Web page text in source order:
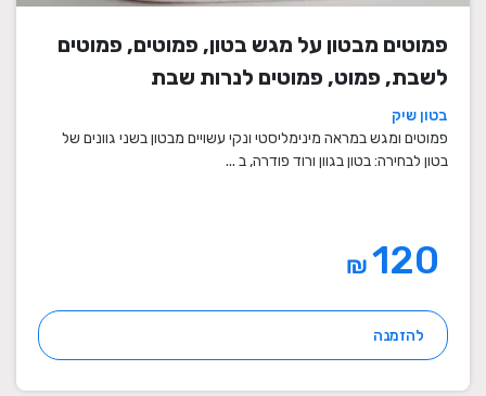
פמוטים מבטון על מגש בטון, פמוטים, פמוטים
לשבת, פמוט, פמוטים לנרות שבת
בטון שיק
פמוטים ומגש במראה מינימליסטי ונקי עשויים מבטון בשני גוונים של
בטון לבחירה: בטון בגוון ורוד פודרה, ב ...
₪
להזמנה